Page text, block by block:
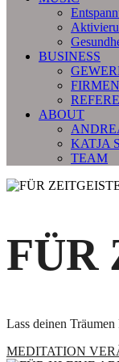
BUSINESS
ABOUT
KATJA
TEAM
FÜR
Lass deinen
MEDITATION